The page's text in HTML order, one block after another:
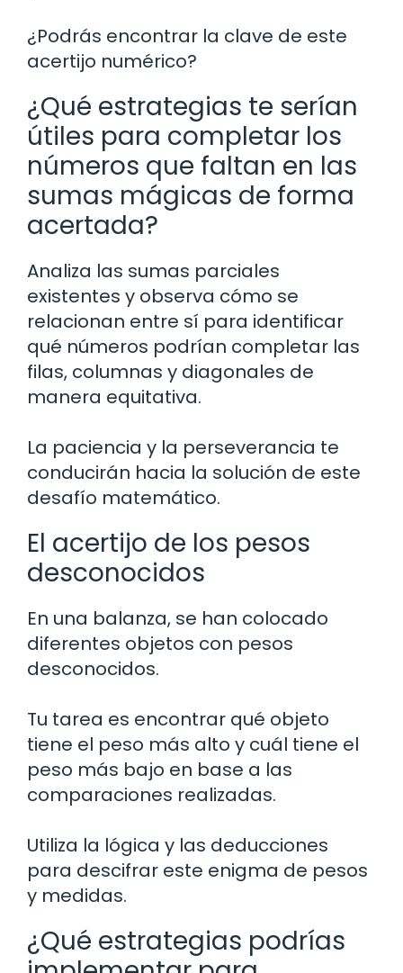
¿Podrás encontrar la clave de este
acertijo numérico?
¿Qué estrategias te serían
útiles para completar los
números que faltan en las
sumas mágicas de forma
acertada?
Analiza las sumas parciales
existentes y observa cómo se
relacionan entre sí para identificar
qué números podrían completar las
filas, columnas y diagonales de
manera equitativa.
La paciencia y la perseverancia te
conducirán hacia la solución de este
desafío matemático.
El acertijo de los pesos
desconocidos
En una balanza, se han colocado
diferentes objetos con pesos
desconocidos.
Tu tarea es encontrar qué objeto
tiene el peso más alto y cuál tiene el
peso más bajo en base a las
comparaciones realizadas.
Utiliza la lógica y las deducciones
para descifrar este enigma de pesos
y medidas.
¿Qué estrategias podrías